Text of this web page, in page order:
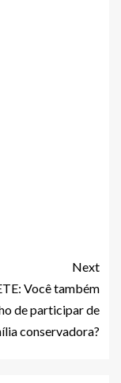
Next
Você também
de participar de
conservadora?